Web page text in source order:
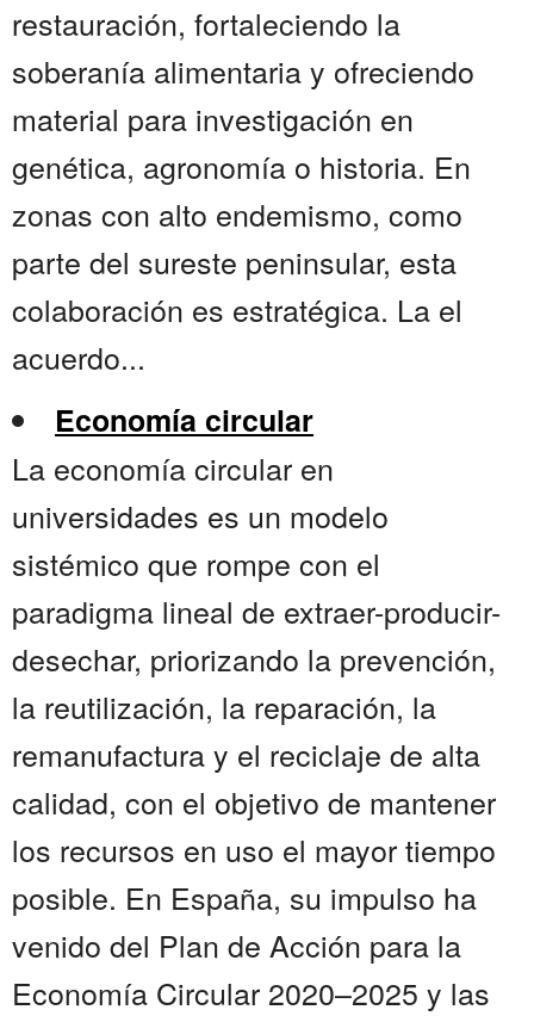
restauración, fortaleciendo la
soberanía alimentaria y ofreciendo
material para investigación en
genética, agronomía o historia. En
zonas con alto endemismo, como
parte del sureste peninsular, esta
colaboración es estratégica. La el
acuerdo...
Economía circular
La economía circular en
universidades es un modelo
sistémico que rompe con el
paradigma lineal de extraer-producir-
desechar, priorizando la prevención,
la reutilización, la reparación, la
remanufactura y el reciclaje de alta
calidad, con el objetivo de mantener
los recursos en uso el mayor tiempo
posible. En España, su impulso ha
venido del Plan de Acción para la
Economía Circular 2020–2025 y las